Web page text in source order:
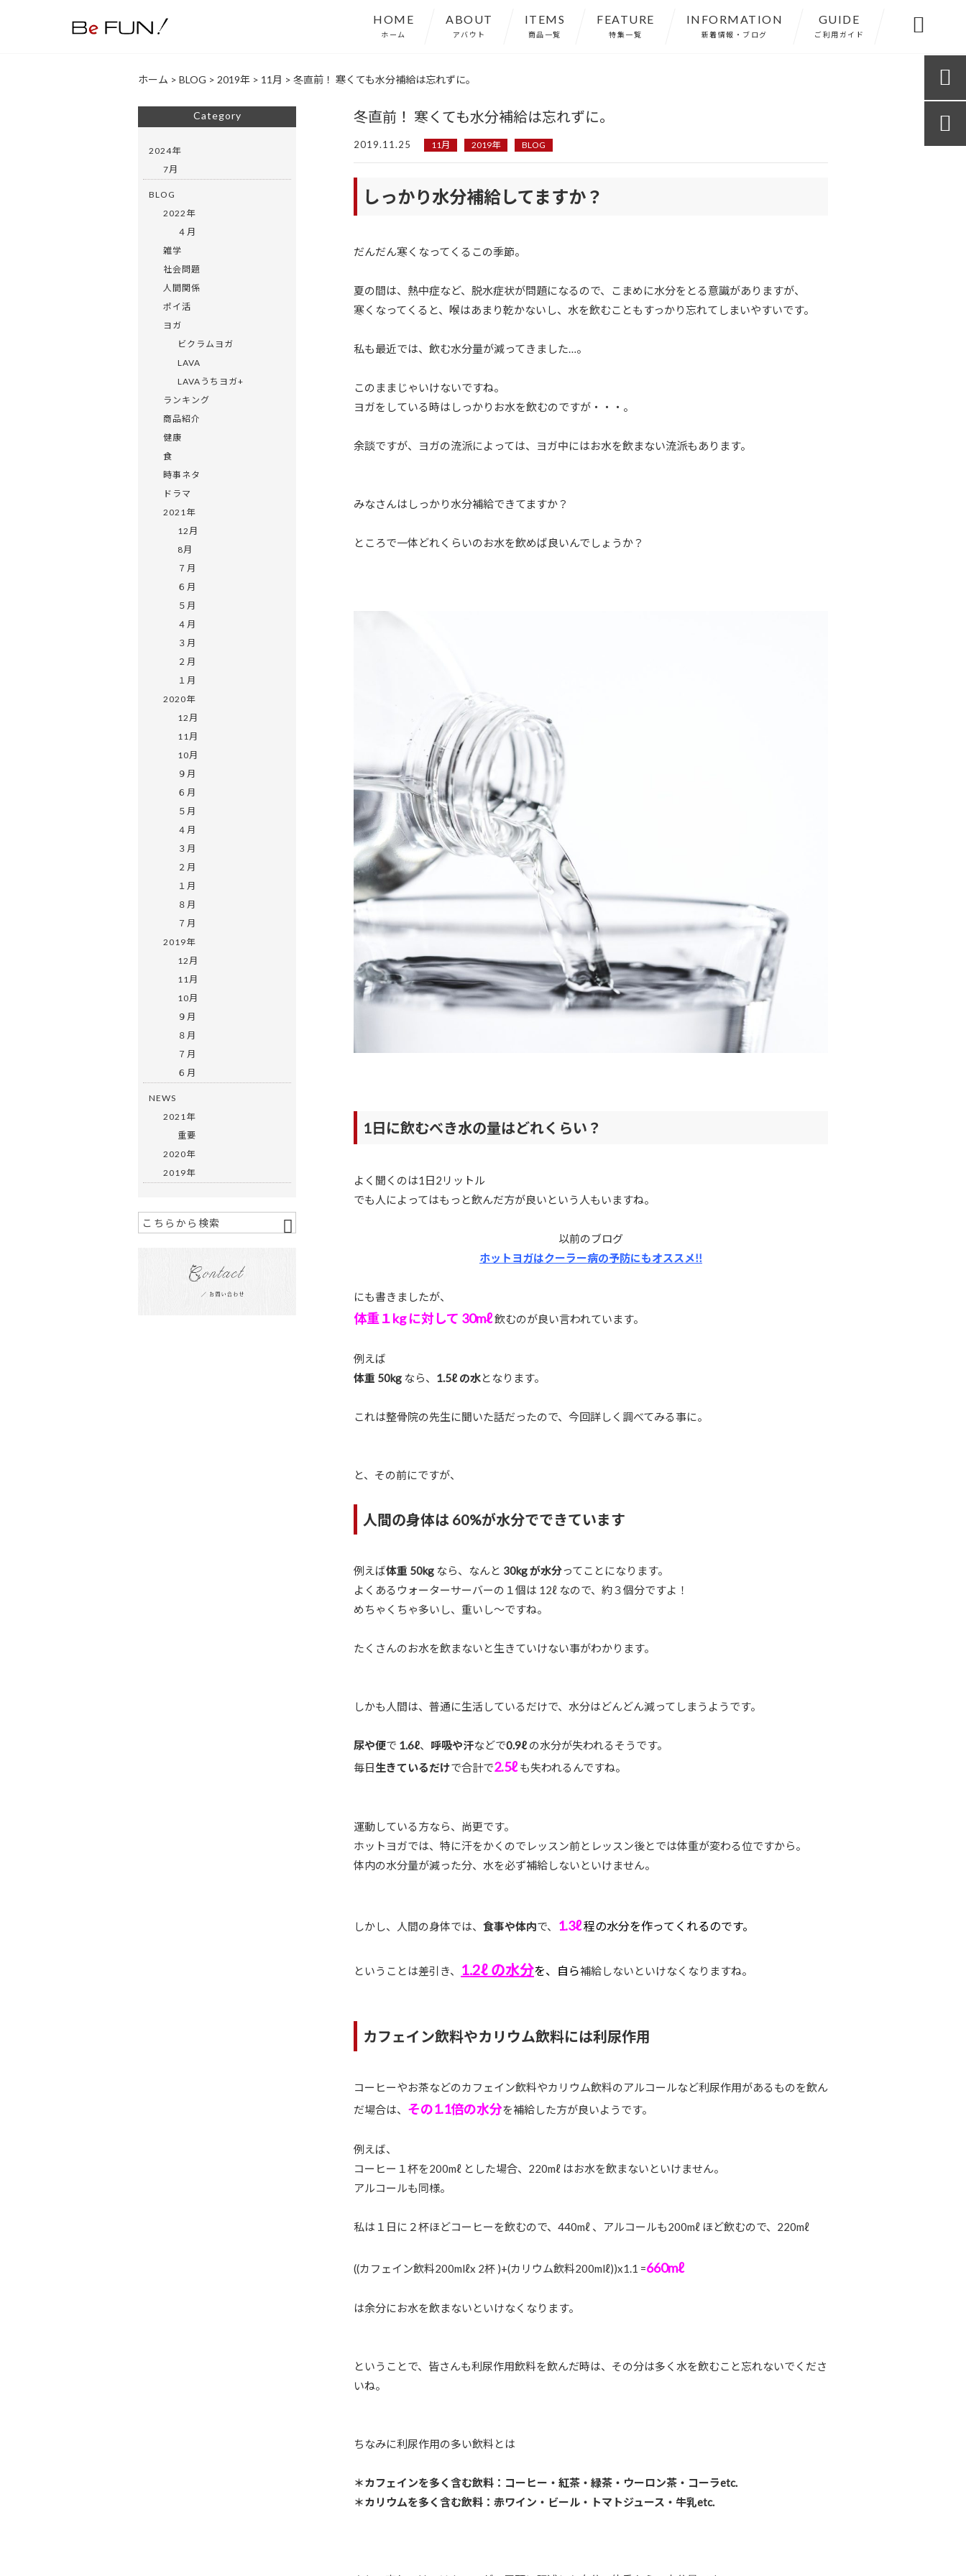
HOME
ホーム
ABOUT
アバウト
ITEMS
商品一覧
FEATURE
特集一覧
INFORMATION
新着情報・ブログ
GUIDE
ご利用ガイド 
ホーム > BLOG > 2019年 > 11月 > 冬直前！ 寒くても水分補給は忘れずに。
冬直前！ 寒くても水分補給は忘れずに。
2019.11.25 11月 2019年 BLOG
しっかり水分補給してますか？
だんだん寒くなってくるこの季節。
夏の間は、熱中症など、脱水症状が問題になるので、こまめに水分をとる意識がありますが、
寒くなってくると、喉はあまり乾かないし、水を飲むこともすっかり忘れてしまいやすいです。
私も最近では、飲む水分量が減ってきました…。
このままじゃいけないですね。
ヨガをしている時はしっかりお水を飲むのですが・・・。
余談ですが、ヨガの流派によっては、ヨガ中にはお水を飲まない流派もあります。
みなさんはしっかり水分補給できてますか？
ところで一体どれくらいのお水を飲めば良いんでしょうか？
1日に飲むべき水の量はどれくらい？
よく聞くのは1日2リットル
でも人によってはもっと飲んだ方が良いという人もいますね。
以前のブログ
ホットヨガはクーラー病の予防にもオススメ!!
にも書きましたが、
体重１kg に対して 30mℓ飲むのが良い言われています。
例えば
体重 50kg なら、 1.5ℓ の水となります。
これは整骨院の先生に聞いた話だったので、今回詳しく調べてみる事に。
と、その前にですが、
人間の身体は 60%が水分でできています
例えば体重 50kg なら、なんと 30kg が水分ってことになります。
よくあるウォーターサーバーの１個は 12ℓ なので、約３個分ですよ！
めちゃくちゃ多いし、重いし〜ですね。
たくさんのお水を飲まないと生きていけない事がわかります。
しかも人間は、普通に生活しているだけで、水分はどんどん減ってしまうようです。
尿や便で 1.6ℓ、 呼吸や汗などで0.9ℓ の水分が失われるそうです。
毎日生きているだけで合計で2.5ℓも失われるんですね。
運動している方なら、尚更です。
ホットヨガでは、特に汗をかくのでレッスン前とレッスン後とでは体重が変わる位ですから。
体内の水分量が減った分、水を必ず補給しないといけません。
しかし、人間の身体では、 食事や体内で、 1.3ℓ程の水分を作ってくれるのです。
ということは差引き、 1.2ℓ の水分を、自ら補給しないといけなくなりますね。
カフェイン飲料やカリウム飲料には利尿作用
コーヒーやお茶などのカフェイン飲料やカリウム飲料のアルコールなど利尿作用があるものを飲ん
だ場合は、 その1.1倍の水分を補給した方が良いようです。
例えば、
コーヒー１杯を200mℓ とした場合、220mℓ はお水を飲まないといけません。
アルコールも同様。
私は１日に２杯ほどコーヒーを飲むので、440mℓ 、アルコールも200mℓ ほど飲むので、220mℓ
((カフェイン飲料200mlℓx 2杯 )+(カリウム飲料200mlℓ))x1.1 =660mℓ
は余分にお水を飲まないといけなくなります。
ということで、皆さんも利尿作用飲料を飲んだ時は、その分は多く水を飲むこと忘れないでくださ
いね。
ちなみに利尿作用の多い飲料とは
＊カフェインを多く含む飲料：コーヒー・紅茶・緑茶・ウーロン茶・コーラetc.
＊カリウムを多く含む飲料：赤ワイン・ビール・トマトジュース・牛乳etc.
Category
2024年
7月
BLOG
2022年
４月
雑学
社会問題
人間関係
ポイ活
ヨガ
ビクラムヨガ
LAVA
LAVAうちヨガ+
ランキング
商品紹介
健康
食
時事ネタ
ドラマ
2021年
12月
8月
７月
６月
５月
４月
３月
２月
１月
2020年
12月
11月
10月
９月
６月
５月
４月
３月
２月
１月
８月
７月
2019年
12月
11月
10月
９月
８月
７月
６月
NEWS
2021年
重要
2020年
2019年

